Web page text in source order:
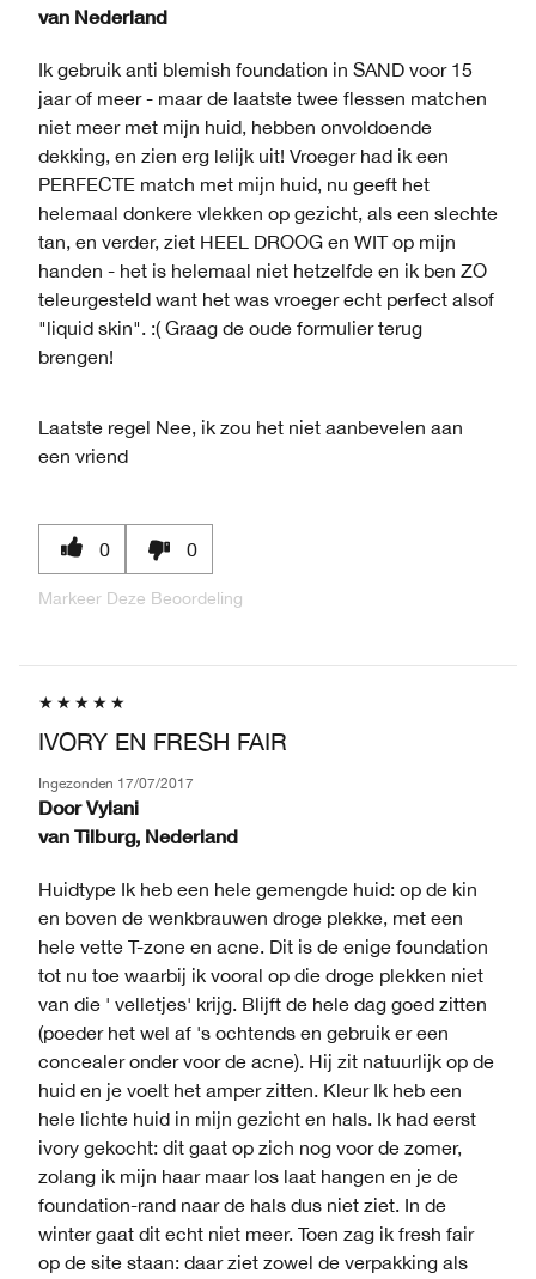
van Nederland
Ik gebruik anti blemish foundation in SAND voor 15
jaar of meer - maar de laatste twee flessen matchen
niet meer met mijn huid, hebben onvoldoende
dekking, en zien erg lelijk uit! Vroeger had ik een
PERFECTE match met mijn huid, nu geeft het
helemaal donkere vlekken op gezicht, als een slechte
tan, en verder, ziet HEEL DROOG en WIT op mijn
handen - het is helemaal niet hetzelfde en ik ben ZO
teleurgesteld want het was vroeger echt perfect alsof
"liquid skin". :( Graag de oude formulier terug
brengen!
Laatste regel Nee, ik zou het niet aanbevelen aan
een vriend
0 0
Markeer Deze Beoordeling
IVORY EN FRESH FAIR
Ingezonden 17/07/2017
Door Vylani
van Tilburg, Nederland
Huidtype Ik heb een hele gemengde huid: op de kin
en boven de wenkbrauwen droge plekke, met een
hele vette T-zone en acne. Dit is de enige foundation
tot nu toe waarbij ik vooral op die droge plekken niet
van die ' velletjes' krijg. Blijft de hele dag goed zitten
(poeder het wel af 's ochtends en gebruik er een
concealer onder voor de acne). Hij zit natuurlijk op de
huid en je voelt het amper zitten. Kleur Ik heb een
hele lichte huid in mijn gezicht en hals. Ik had eerst
ivory gekocht: dit gaat op zich nog voor de zomer,
zolang ik mijn haar maar los laat hangen en je de
foundation-rand naar de hals dus niet ziet. In de
winter gaat dit echt niet meer. Toen zag ik fresh fair
op de site staan: daar ziet zowel de verpakking als